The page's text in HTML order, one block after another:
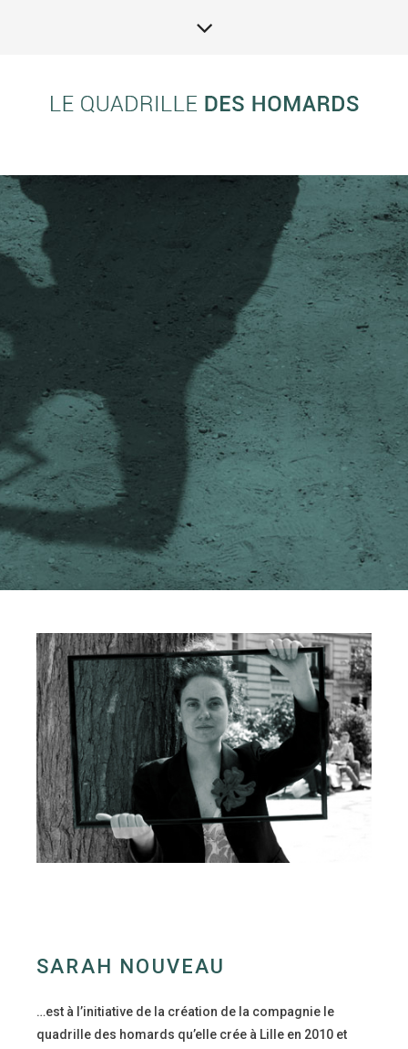
SARAH NOUVEAU
…est à l’initiative de la création de la compagnie le
quadrille des homards qu’elle crée à Lille en 2010 et